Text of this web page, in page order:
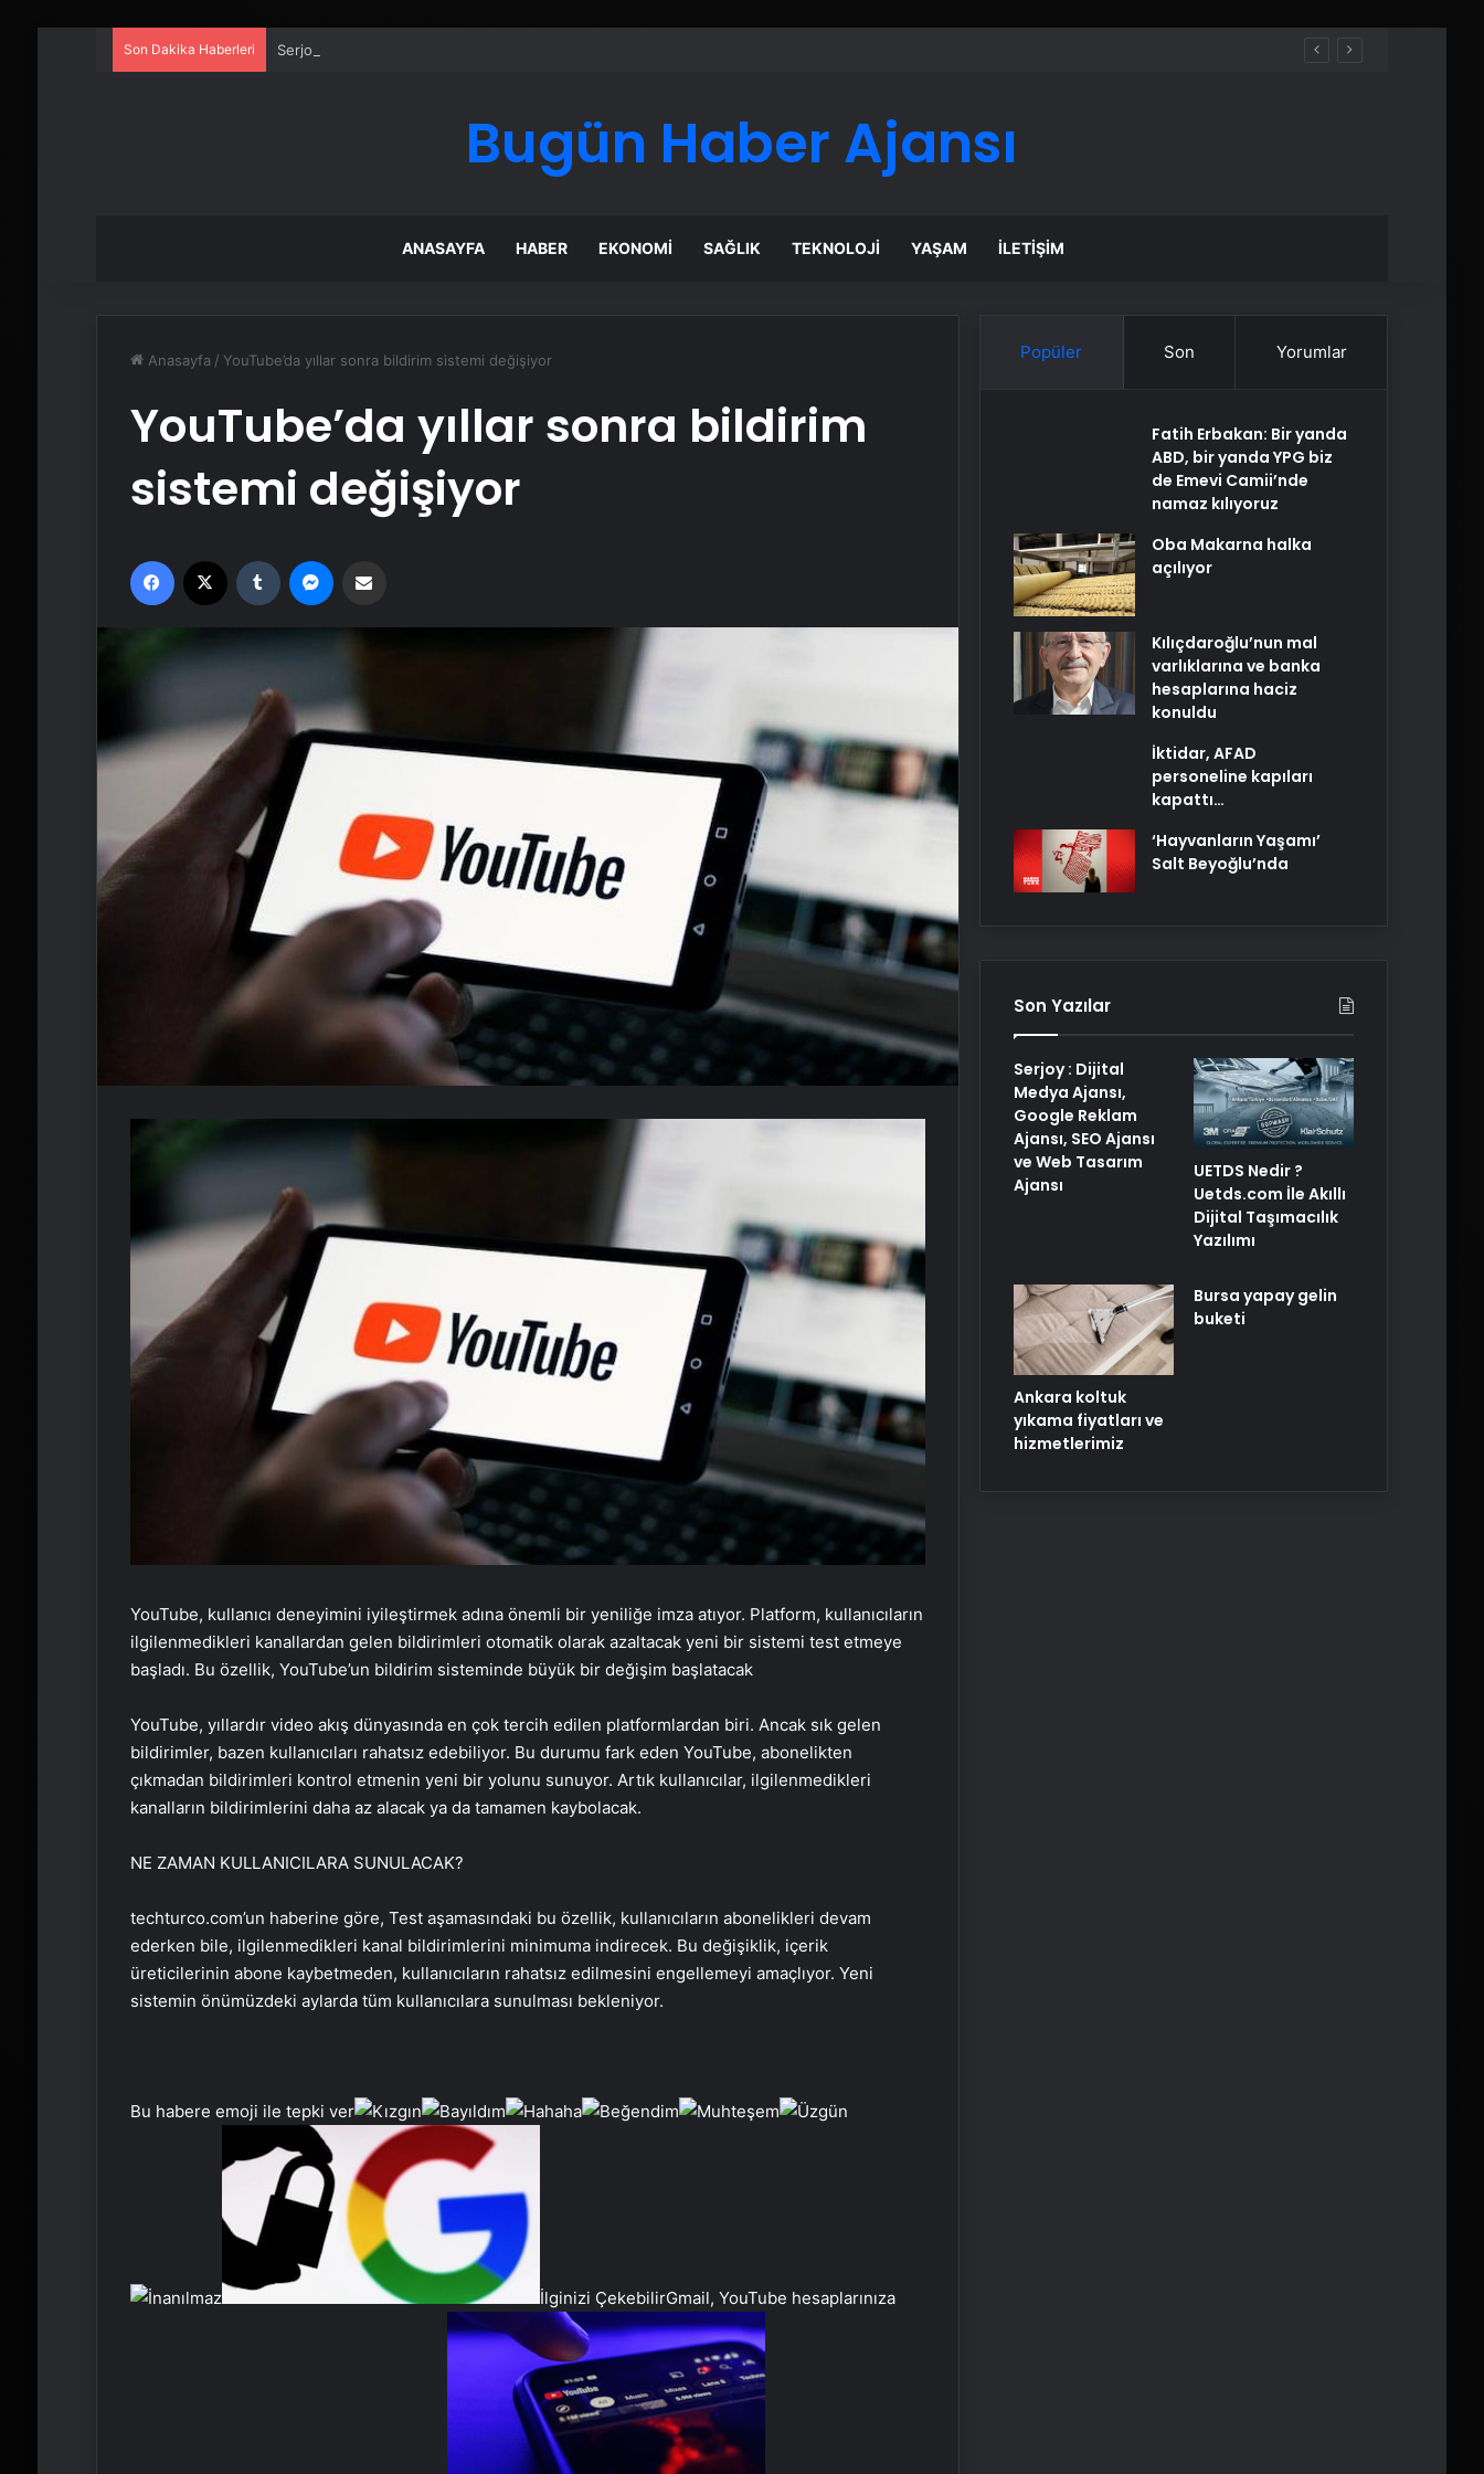
Son Dakika Haberleri Serjoy : Dijital Medya Ajansı, Google Reklam Ajansı, SEO Ajansı ve Web Tasarım Ajansı
Bugün Haber Ajansı
ANASAYFA HABER EKONOMI SAĞLIK TEKNOLOJI YAŞAM İLETIŞIM
Anasayfa / YouTube’da yıllar sonra bildirim sistemi değişiyor
YouTube’da yıllar sonra bildirim
sistemi değişiyor
Facebook Tumblr
YouTube, kullanıcı deneyimini iyileştirmek adına önemli bir yeniliğe imza atıyor. Platform, kullanıcıların
ilgilenmedikleri kanallardan gelen bildirimleri otomatik olarak azaltacak yeni bir sistemi test etmeye
başladı. Bu özellik, YouTube’un bildirim sisteminde büyük bir değişim başlatacak
YouTube, yıllardır video akış dünyasında en çok tercih edilen platformlardan biri. Ancak sık gelen
bildirimler, bazen kullanıcıları rahatsız edebiliyor. Bu durumu fark eden YouTube, abonelikten
çıkmadan bildirimleri kontrol etmenin yeni bir yolunu sunuyor. Artık kullanıcılar, ilgilenmedikleri
kanalların bildirimlerini daha az alacak ya da tamamen kaybolacak.
NE ZAMAN KULLANICILARA SUNULACAK?
techturco.com’un haberine göre, Test aşamasındaki bu özellik, kullanıcıların abonelikleri devam
ederken bile, ilgilenmedikleri kanal bildirimlerini minimuma indirecek. Bu değişiklik, içerik
üreticilerinin abone kaybetmeden, kullanıcıların rahatsız edilmesini engellemeyi amaçlıyor. Yeni
sistemin önümüzdeki aylarda tüm kullanıcılara sunulması bekleniyor.
Bu habere emoji ile tepki ver
İlginizi ÇekebilirGmail, YouTube hesaplarınıza
Popüler Son Yorumlar
Fatih Erbakan: Bir yanda
ABD, bir yanda YPG biz
de Emevi Camii’nde
namaz kılıyoruz
Oba Makarna halka
açılıyor
Kılıçdaroğlu’nun mal
varlıklarına ve banka
hesaplarına haciz
konuldu
İktidar, AFAD
personeline kapıları
kapattı…
‘Hayvanların Yaşamı’
Salt Beyoğlu’nda
Son Yazılar
Serjoy : Dijital
Medya Ajansı,
Google Reklam
Ajansı, SEO Ajansı
ve Web Tasarım
Ajansı
UETDS Nedir ?
Uetds.com İle Akıllı
Dijital Taşımacılık
Yazılımı
Ankara koltuk
yıkama fiyatları ve
hizmetlerimiz
Bursa yapay gelin
buketi